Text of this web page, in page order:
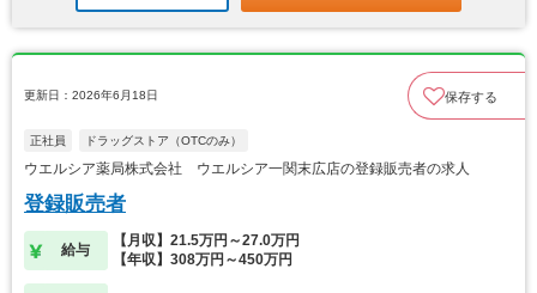
更新日：2026年6月18日 保存する
正社員 ドラッグストア（OTCのみ）
ウエルシア薬局株式会社 ウエルシア一関末広店の登録販売者の求人
登録販売者
給与
【月収】21.5万円～27.0万円
【年収】308万円～450万円